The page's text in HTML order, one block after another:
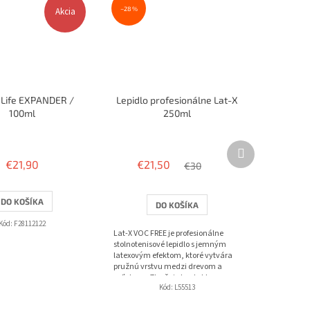
Akcia
Life EXPANDER /
100ml
produktu
je
z
5
hviezdičiek.
€21,90
DO KOŠÍKA
Kód: F28112122
–28 %
Lepidlo profesionálne Lat-X
250ml
€21,50 €30
DO KOŠÍKA
Lat-X VOC FREE je profesionálne
stolnotenisové lepidlo s jemným
latexovým efektom, ktoré vytvára
pružnú vrstvu medzi drevom a
poťahom. Zlepšuje kontakt s
loptičkou, pridáva...
Kód: L55513
Ďalší
produkt